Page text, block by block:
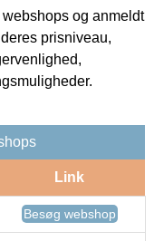
og anmeldt
prisniveau,
Link
Besøg webshop